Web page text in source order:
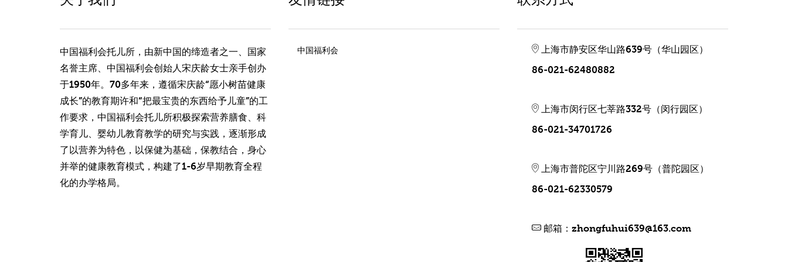
中国福利会托儿所，由新中国的缔造者之一、国家
名誉主席、中国福利会创始人宋庆龄女士亲手创办
于1950年。70多年来，遵循宋庆龄“愿小树苗健康
成长”的教育期许和“把最宝贵的东西给予儿童”的工
作要求，中国福利会托儿所积极探索营养膳食、科
学育儿、婴幼儿教育教学的研究与实践，逐渐形成
了以营养为特色，以保健为基础，保教结合，身心
并举的健康教育模式，构建了1-6岁早期教育全程
化的办学格局。
中国福利会
上海市静安区华山路639号（华山园区）
86-021-62480882
上海市闵行区七莘路332号（闵行园区）
86-021-34701726
上海市普陀区宁川路269号（普陀园区）
86-021-62330579
邮箱： zhongfuhui639@163.com